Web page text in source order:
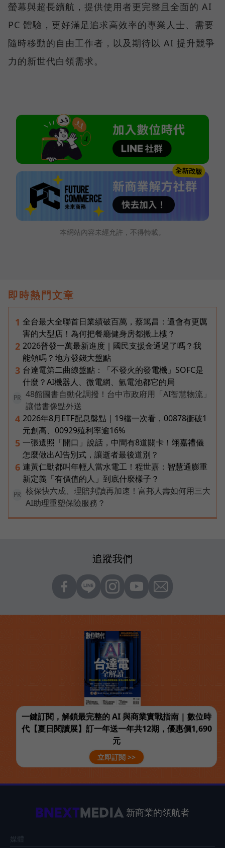
螢幕與超長續航，提供使用者更完整且全面的 AI
PC 體驗，更好滿足追求高效率的專業人士、需要
隨時移動的自由工作者，以及期待以 AI 提升競爭
力的新世代白領需求。
本網站內容未經允許，不得轉載。
即時熱門文章
1 全台最大全聯首日業績破百萬，蔡篤昌：還會有更厲
害的大型店！為何把餐廳健身房都搬上樓？
2 2026普發一萬最新進度｜國民支援金通過了嗎？我
能領嗎？地方發錢大盤點
3 台達電第二曲線盤點：「不發火的發電機」SOFC是
什麼？AI機器人、微電網、氫電池都它的局
PR
48館圖書自動化調撥！台中市政府用「AI智慧物流」
讓借書像點外送
4 2026年8月ETF配息盤點｜19檔一次看，00878衝破1
元創高、00929殖利率逾16%
5 一張遺照「開口」說話，中間有8道關卡！翊嘉禮儀
怎麼做出AI告別式，讓逝者最後道別？
6 連黃仁勳都叫年輕人當水電工！程世嘉：智慧通膨重
新定義「有價值的人」到底什麼樣子？
PR
核保快六成、理賠判讀再加速！富邦人壽如何用三大
AI助理重塑保險服務？
追蹤我們
一鍵訂閱，解鎖最完整的 AI 與商業實戰指南 | 數位時
代【夏日閱讀展】訂一年送一年共12期，優惠價1,690
元
立即訂閱 >>
新商業的領航者
媒體